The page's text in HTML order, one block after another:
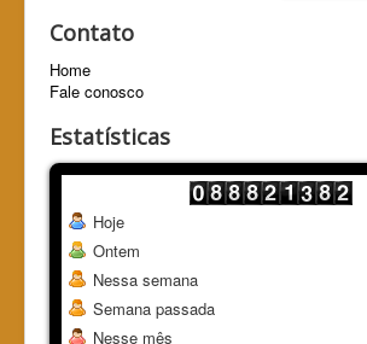
Contato
Home
Fale conosco
Estatísticas
Hoje
Ontem
Nessa semana
Semana passada
Nesse mês